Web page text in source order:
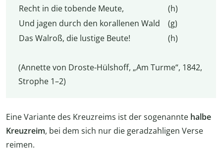
Recht in die tobende Meute,
(h)
Und jagen durch den korallenen Wald
(g)
Das Walroß, die lustige Beute!
(h)
(Annette von Droste-Hülshoff, „Am Turme“, 1842,
Strophe 1–2)
Eine Variante des Kreuzreims ist der sogenannte halbe
Kreuzreim, bei dem sich nur die geradzahligen Verse
reimen.